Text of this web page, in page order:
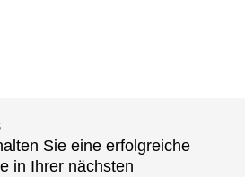
Sie eine erfolgreiche
in Ihrer nächsten